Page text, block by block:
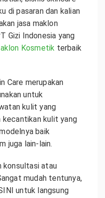
di pasaran dan kalian
jasa maklon
Gizi Indonesia yang
Kosmetik terbaik
Care merupakan
untuk
kulit yang
kecantikan kulit yang
baik
juga lain-lain.
konsultasi atau
mudah tentunya,
untuk langsung